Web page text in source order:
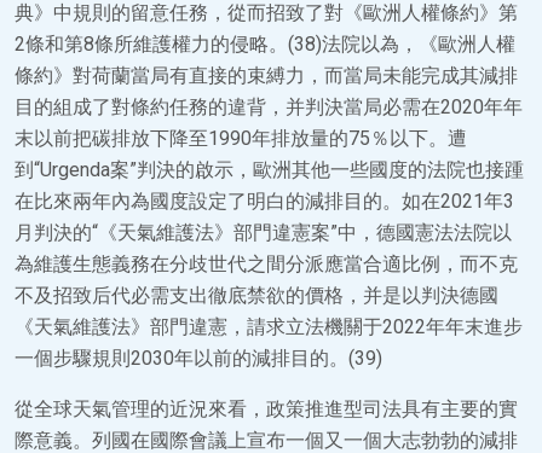
典》中規則的留意任務，從而招致了對《歐洲人權條約》第
2條和第8條所維護權力的侵略。(38)法院以為，《歐洲人權
條約》對荷蘭當局有直接的束縛力，而當局未能完成其減排
目的組成了對條約任務的違背，并判決當局必需在2020年年
末以前把碳排放下降至1990年排放量的75％以下。遭
到“Urgenda案”判決的啟示，歐洲其他一些國度的法院也接踵
在比來兩年內為國度設定了明白的減排目的。如在2021年3
月判決的“《天氣維護法》部門違憲案”中，德國憲法法院以
為維護生態義務在分歧世代之間分派應當合適比例，而不克
不及招致后代必需支出徹底禁欲的價格，并是以判決德國
《天氣維護法》部門違憲，請求立法機關于2022年年末進步
一個步驟規則2030年以前的減排目的。(39)
從全球天氣管理的近況來看，政策推進型司法具有主要的實
際意義。列國在國際會議上宣布一個又一個大志勃勃的減排